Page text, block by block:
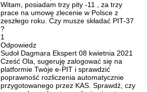
Witam, posiadam trzy pity -11 , za trzy
prace na umowę zlecenie w Polsce z
zeszłego roku. Czy musze składać PIT-37
?
1
Odpowiedz
Sudoł Dagmara Ekspert 08 kwietnia 2021
Cześć Ola, sugeruję zalogować się na
platformie Twóje e-PIT i sprawdzić
poprawność rozliczenia automatycznie
przygotowanego przez KAS. Sprawdź, czy